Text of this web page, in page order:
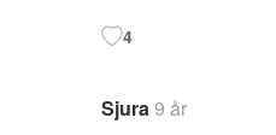
4
Sjura9 år